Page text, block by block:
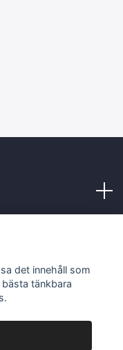
det innehåll som
tänkbara